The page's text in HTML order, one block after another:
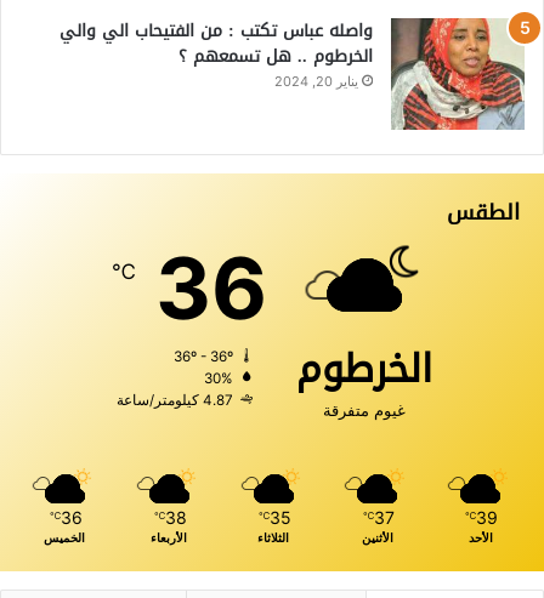
واصله عباس تكتب : من الفتيحاب الي والي
الخرطوم .. هل تسمعهم ؟
يناير 20, 2024
الطقس
الخرطوم
غيوم متفرقة
36
℃
30%
4.87 كيلومتر/ساعة
39
℃
الأحد
37
℃
الأثنين
35
℃
الثلاثاء
38
℃
الأربعاء
36
℃
الخميس